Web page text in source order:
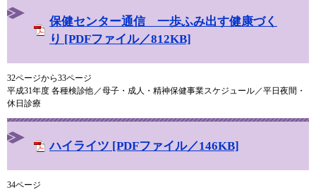
保健センター通信 一歩ふみ出す健康づく
り [PDFファイル／812KB]
32ページから33ページ
平成31年度 各種検診他／母子・成人・精神保健事業スケジュール／平日夜間・
休日診療
ハイライツ [PDFファイル／146KB]
34ページ